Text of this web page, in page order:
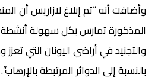
وأضافت أنه “تم إبلاغ لازاريس أن
المذكورة تمارس بكل سهولة أنشطة
والتجنيد في أراضي اليونان التي
بالنسبة إلى الدوائر المرتبطة بالإرهاب”.